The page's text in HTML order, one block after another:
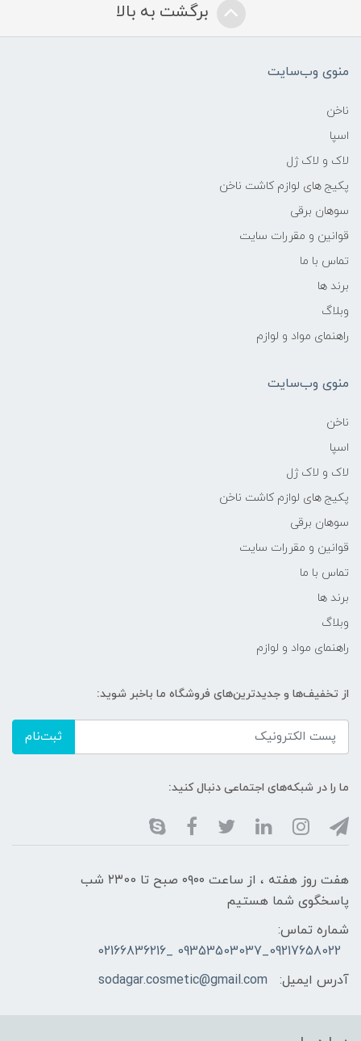
برگشت به بالا
منوی وب‌سایت
ناخن
اسپا
لاک و لاک ژل
پکیج های لوازم کاشت ناخن
سوهان برقی
قوانین و مقررات سایت
تماس با ما
برند ها
وبلاگ
راهنمای مواد و لوازم
منوی وب‌سایت
ناخن
اسپا
لاک و لاک ژل
پکیج های لوازم کاشت ناخن
سوهان برقی
قوانین و مقررات سایت
تماس با ما
برند ها
وبلاگ
راهنمای مواد و لوازم
از تخفیف‌ها و جدیدترین‌های فروشگاه ما باخبر شوید:
ثبت‌نام
ما را در شبکه‌های اجتماعی دنبال کنید:
هفت روز هفته ، از ساعت ۰۹۰۰ صبح تا ۲۳00 شب
پاسخگوی شما هستیم
شماره تماس:
09217658022_09353503037 _02166836216
آدرس ایمیل:
sodagar.cosmetic@gmail.com